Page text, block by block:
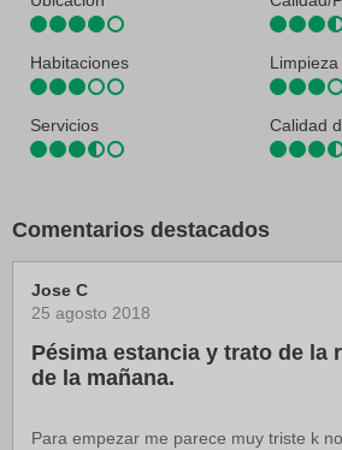
Habitaciones Limpieza
Servicios Calidad
Comentarios destacados
Jose C
25 agosto 2018
Pésima estancia y trato de la
de la mañana.
Para empezar me parece muy triste k